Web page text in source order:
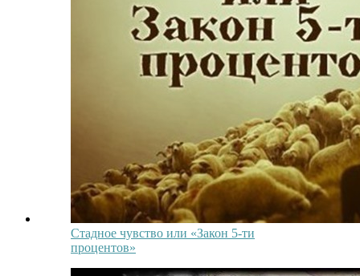
Стадное чувство или «Закон 5-ти
процентов»